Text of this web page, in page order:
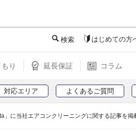
検索 はじめての方
り 延長保証 コラム
対応エリア よくあるご質問
」に当社エアコンクリーニングに関する記事を